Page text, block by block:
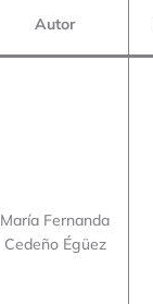
Autor
María Fernanda
Cedeño Égüez